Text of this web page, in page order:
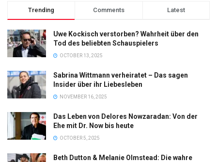
Trending Comments Latest
Uwe Kockisch verstorben? Wahrheit über den
Tod des beliebten Schauspielers
OCTOBER 13, 2025
Sabrina Wittmann verheiratet – Das sagen
Insider über ihr Liebesleben
NOVEMBER 16, 2025
Das Leben von Delores Nowzaradan: Von der
Ehe mit Dr. Now bis heute
OCTOBER 5, 2025
Beth Dutton & Melanie Olmstead: Die wahre